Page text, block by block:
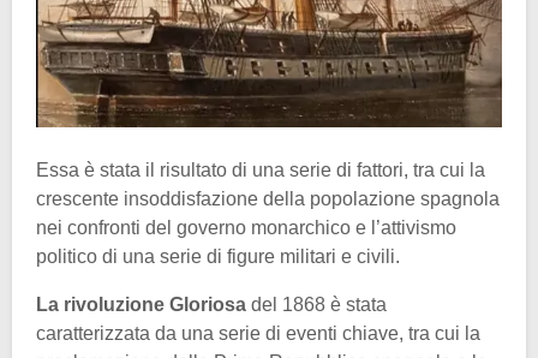
Essa è stata il risultato di una serie di fattori, tra cui la
crescente insoddisfazione della popolazione spagnola
nei confronti del governo monarchico e l’attivismo
politico di una serie di figure militari e civili.
La rivoluzione Gloriosa del 1868 è stata
caratterizzata da una serie di eventi chiave, tra cui la